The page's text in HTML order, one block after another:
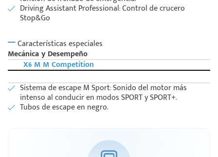
Driving Assistant Professional: Control de crucero
Stop&Go
Características especiales
Mecánica y Desempeño
X6 M M Competition
Sistema de escape M Sport: Sonido del motor más
intenso al conducir en modos SPORT y SPORT+.
Tubos de escape en negro.